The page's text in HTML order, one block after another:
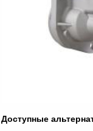
Доступные